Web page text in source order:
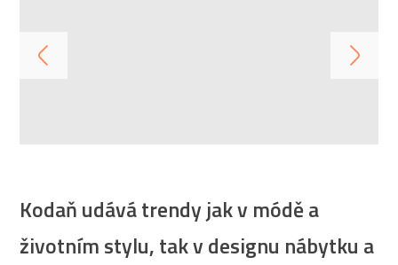
Kodaň udává trendy jak v módě a
životním stylu, tak v designu nábytku a